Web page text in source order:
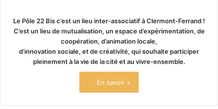
Le Pôle 22 Bis c’est un lieu inter-associatif à Clermont-Ferrand !
C’est un lieu de mutualisation, un espace d’expérimentation, de
coopération, d’animation locale,
d’innovation sociale, et de créativité, qui souhaite participer
pleinement à la vie de la cité et au vivre-ensemble.
En savoir +